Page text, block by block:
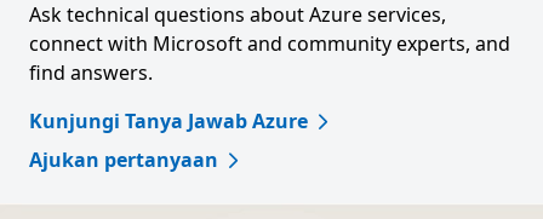
Ask technical questions about Azure services,
connect with Microsoft and community experts, and
find answers.
Kunjungi Tanya Jawab Azure
Ajukan pertanyaan